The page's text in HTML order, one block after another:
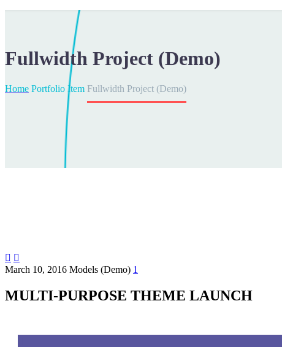
Fullwidth Project (Demo)
Home Portfolio Item Fullwidth Project (Demo)
 
March 10, 2016 Models (Demo) 1
MULTI-PURPOSE THEME LAUNCH